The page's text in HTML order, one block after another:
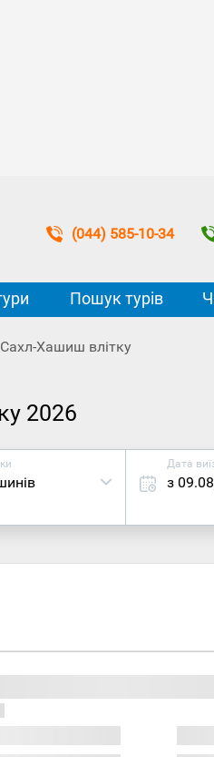
(044) 585-10-34
Пошук турів
Хашиш влітку
2026
Дата
з